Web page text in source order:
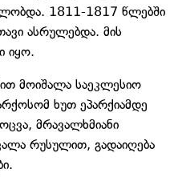
1811-1817 წლებში
ასრულებდა. მის
იყო.
მოიშალა საეკლესიო
ხუთ ეპარქიამდე
მრავალხმიანი
რუსულით, გადაიღება